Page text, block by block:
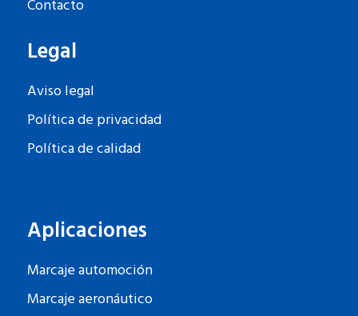
Contacto
Legal
Aviso legal
Política de privacidad
Política de calidad
Aplicaciones
Marcaje automoción
Marcaje aeronáutico